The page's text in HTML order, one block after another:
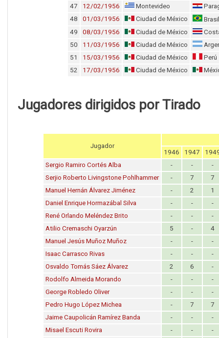
47
12/02/1956 Montevideo
48
01/03/1956 Ciudad de México
Brasil
49
08/03/1956 Ciudad de México
50
11/03/1956 Ciudad de México
51
15/03/1956 Ciudad de México
Perú
52
17/03/1956 Ciudad de México
Jugadores dirigidos por Tirado
Jugador
1946
1947
Sergio Ramiro Cortés Alba
- -
-
Serjio Roberto Livingstone Pohlhammer
- 7
7
Manuel Hernán Álvarez Jiménez
- 2
1
Daniel Enrique Hormazábal Silva
- -
-
René Orlando Meléndez Brito
- -
-
Atilio Cremaschi Oyarzún
5 -
4
Manuel Jesús Muñoz Muñoz
- -
-
Isaac Carrasco Rivas
- -
-
Osvaldo Tomás Sáez Álvarez
2 6
-
Rodolfo Almeida Morando
- -
-
George Robledo Oliver
- -
-
Pedro Hugo López Michea
- 7
7
Jaime Caupolicán Ramírez Banda
- -
-
Misael Escuti Rovira
- - -